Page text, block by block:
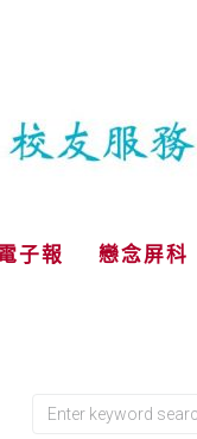
子報 戀念屏科